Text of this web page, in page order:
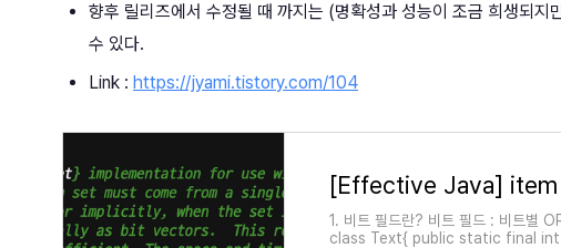
향후 릴리즈에서 수정될 때 까지는 (명확성과 성능이 조금 희생
수 있다.
Link : https://jyami.tistory.com/104
1. 비트 필드란? 비트 필드 : 비트별
class Text{ public static final